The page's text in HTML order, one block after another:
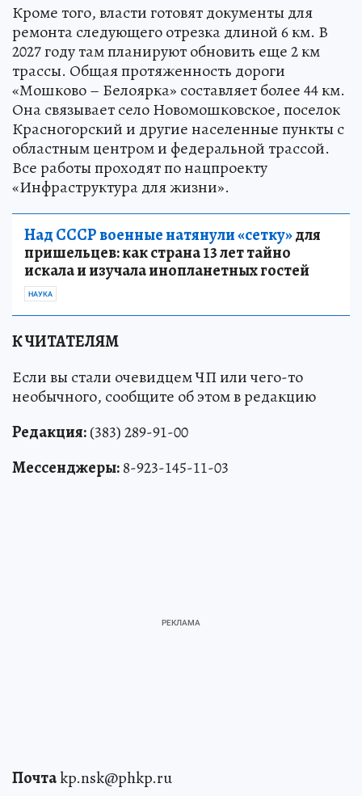
Кроме того, власти готовят документы для
ремонта следующего отрезка длиной 6 км. В
2027 году там планируют обновить еще 2 км
трассы. Общая протяженность дороги
«Мошково – Белоярка» составляет более 44 км.
Она связывает село Новомошковское, поселок
Красногорский и другие населенные пункты с
областным центром и федеральной трассой.
Все работы проходят по нацпроекту
«Инфраструктура для жизни».
Над СССР военные натянули «сетку»для
пришельцев: как страна 13 лет тайно
искала и изучала инопланетных гостей
НАУКА
К ЧИТАТЕЛЯМ
Если вы стали очевидцем ЧП или чего-то
необычного, сообщите об этом в редакцию
Редакция:(383) 289-91-00
Мессенджеры:8-923-145-11-03
Почтаkp.nsk@phkp.ru